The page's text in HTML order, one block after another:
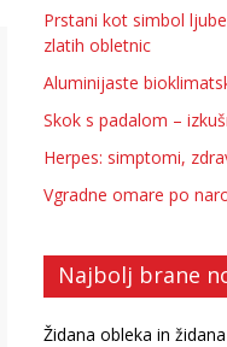
Prstani kot simbol
zlatih obletnic
Aluminijaste
Skok s padalom –
Herpes: simptomi,
Vgradne omare po
Najbolj brane
Židana obleka in